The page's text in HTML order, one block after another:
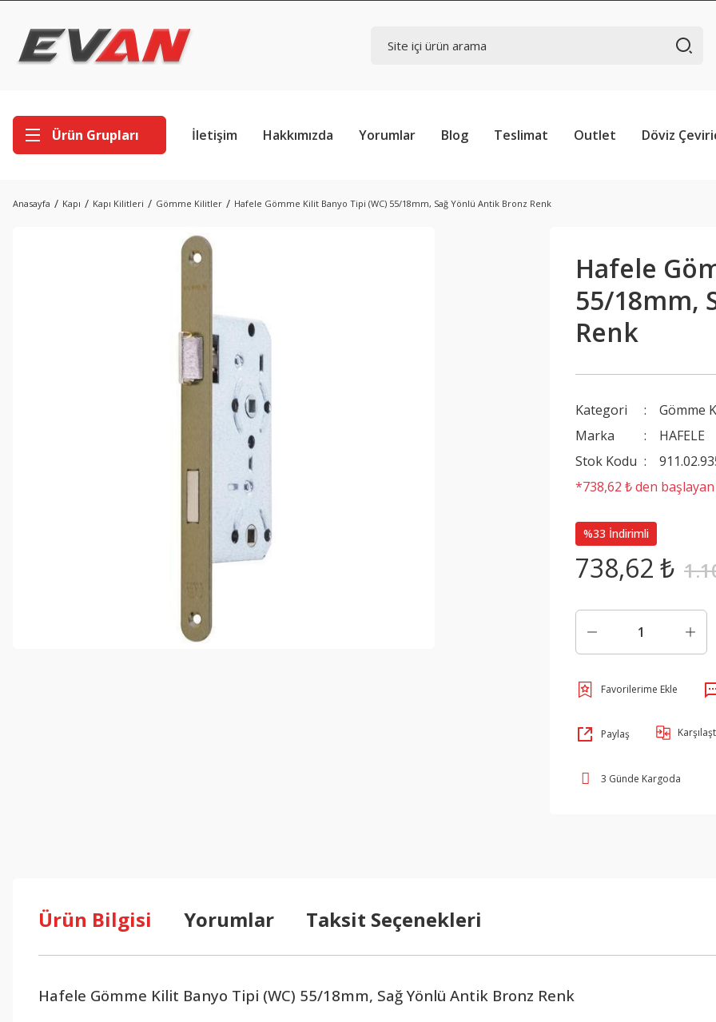
Ürün Grupları İletişim Hakkımızda Yorumlar Blog Teslimat Outlet Döviz
Anasayfa Kapı Kapı Kilitleri Gömme Kilitler Hafele Gömme Kilit Banyo Tipi (WC) 55/18mm, Sağ Yönlü Antik Bronz Renk
Hafele
55/18mm,
Renk
Kategori
Gömme
Marka
HAFELE
Stok Kodu
*738,62 ₺ den
%33 İndirimli
738,62 ₺
Paylaş
3 Günde Kargoda
Ürün Bilgisi Yorumlar Taksit Seçenekleri
Hafele Gömme Kilit Banyo Tipi (WC) 55/18mm, Sağ Yönlü Antik Bronz Renk